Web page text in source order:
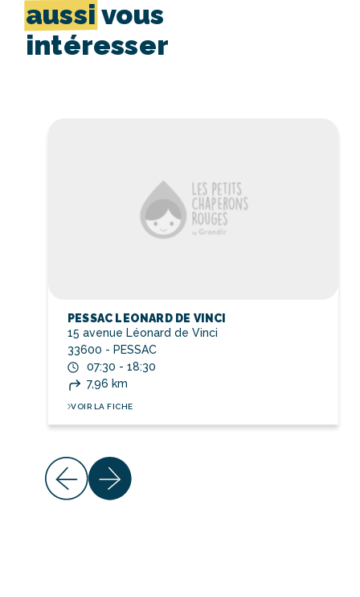
aussi vous
intéresser
PESSAC LEONARD DE VINCI
15 avenue Léonard de Vinci
33600 - PESSAC
07:30 - 18:30
7,96 km
VOIR LA FICHE